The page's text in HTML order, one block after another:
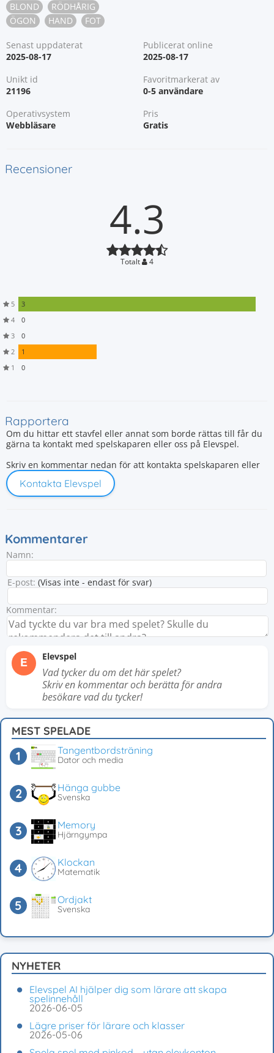
BLOND
RÖDHÅRIG
ÖGON
HAND FOT
Senast uppdaterat
2025-08-17
Publicerat online
2025-08-17
Unikt id
21196
Favoritmarkerat av
0-5 användare
Operativsystem
Webbläsare
Pris
Gratis
Recensioner
4.3
Totalt 4
5
3
4
0
3
0
2
1
1
0
Rapportera
Om du hittar ett stavfel eller annat som borde rättas till får du
gärna ta kontakt med spelskaparen eller oss på Elevspel.
Skriv en kommentar nedan för att kontakta spelskaparen eller
Kontakta Elevspel
Kommentarer
Namn:
E-post: (Visas inte - endast för svar)
Kommentar:
E Elevspel
Vad tycker du om det här spelet?
Skriv en kommentar och berätta för andra
besökare vad du tycker!
MEST SPELADE
Tangentbordsträning
Dator och media
Hänga gubbe
Svenska
Memory
Hjärngympa
Klockan
Matematik
Ordjakt
Svenska
NYHETER
Elevspel AI hjälper dig som lärare att skapa
spelinnehåll
2026-06-05
Lägre priser för lärare och klasser
2026-05-06